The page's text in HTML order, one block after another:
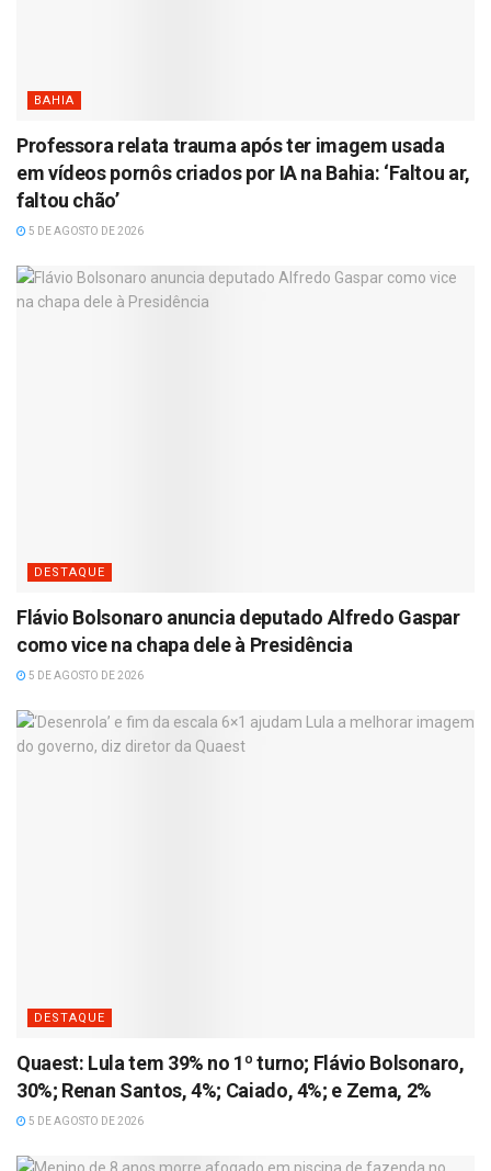
BAHIA
Professora relata trauma após ter imagem usada
em vídeos pornôs criados por IA na Bahia: ‘Faltou ar,
faltou chão’
5 DE AGOSTO DE 2026
DESTAQUE
Flávio Bolsonaro anuncia deputado Alfredo Gaspar
como vice na chapa dele à Presidência
5 DE AGOSTO DE 2026
DESTAQUE
Quaest: Lula tem 39% no 1º turno; Flávio Bolsonaro,
30%; Renan Santos, 4%; Caiado, 4%; e Zema, 2%
5 DE AGOSTO DE 2026